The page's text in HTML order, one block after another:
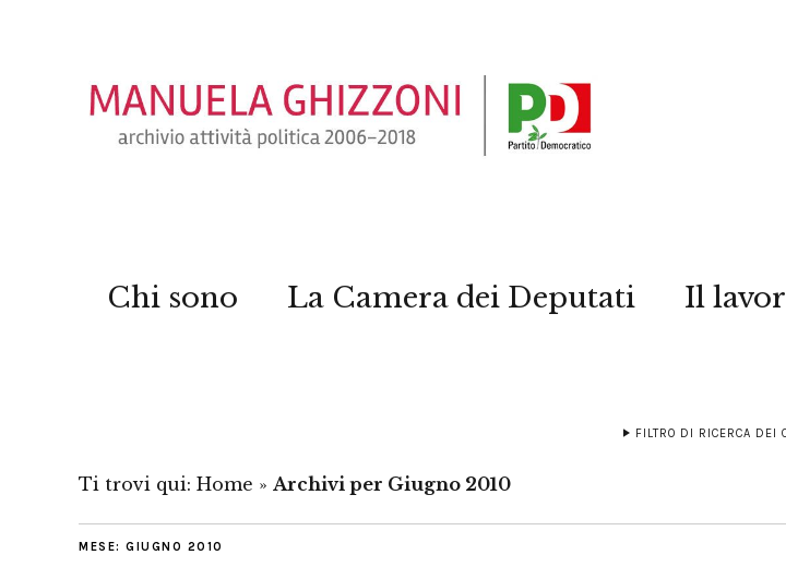
Chi sono La Camera dei Deputati Il
FILTRO DI RICERCA DEI
Ti trovi qui: Home » Archivi per Giugno 2010
MESE: GIUGNO 2010